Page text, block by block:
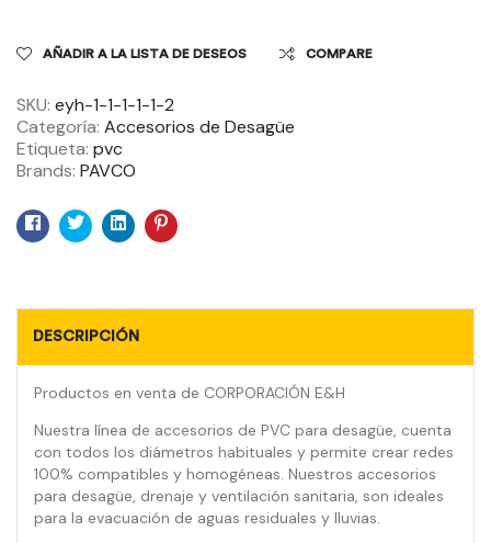
AÑADIR A LA LISTA DE DESEOS COMPARE
SKU: eyh-1-1-1-1-1-2
Categoría: Accesorios de Desagüe
Etiqueta: pvc
Brands: PAVCO
Facebook
TwitterLinkedinPinterest
DESCRIPCIÓN
Productos en venta de CORPORACIÓN E&H
Nuestra línea de accesorios de PVC para desagüe, cuenta
con todos los diámetros habituales y permite crear redes
100% compatibles y homogéneas. Nuestros accesorios
para desagüe, drenaje y ventilación sanitaria, son ideales
para la evacuación de aguas residuales y lluvias.